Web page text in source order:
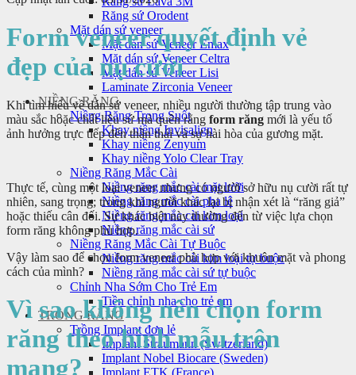
Răng sứ Orodent
Mặt dán sứ veneer
Mặt dán sứ Veneer Emax
Mặt dán sứ Veneer Celtra
Mặt dán sứ Veneer Lisi
Laminate Zirconia Veneer
NIỀNG RĂNG
Niềng Răng Trong Suốt
Khay niềng Invisalign
Khay niềng Zenyum
Khay niềng Yolo Clear Tray
Niềng Răng Mắc Cài
Niềng răng mắc cài mặt lưỡi
Niềng răng mắc cài pha lê
Niềng răng mắc cài kim loại
Niềng răng mắc cài sứ
Niềng Răng Mắc Cài Tự Buộc
Niềng răng mắc cài kim loại tự buộc
Niềng răng mắc cài sứ tự buộc
Chỉnh Nha Sớm Cho Trẻ Em
Tiền chỉnh nha cho trẻ em
TRỒNG RĂNG
Trồng Implant đơn lẻ
Implant Straumann (Switzerland)
Implant Nobel Biocare (Sweden)
Implant ETK (France)
Form veneer quyết định vẻ
đẹp của nụ cười
Khi tìm hiểu về dán sứ veneer, nhiều người thường tập trung vào
màu sắc hoặc chất liệu sứ mà quên rằng form răng mới là yếu tố
ảnh hưởng trực tiếp đến thần thái và sự hài hòa của gương mặt.
Thực tế, cùng một loại veneer nhưng có người sở hữu nụ cười rất tự
nhiên, sang trọng; trong khi người khác lại bị nhận xét là “răng giả”
hoặc thiếu cân đối. Sự khác biệt này thường đến từ việc lựa chọn
form răng không phù hợp.
Vậy làm sao để chọn form veneer phù hợp với khuôn mặt và phong
cách của mình?
Vì sao không nên chọn form
răng theo hình mẫu trên
mạng?